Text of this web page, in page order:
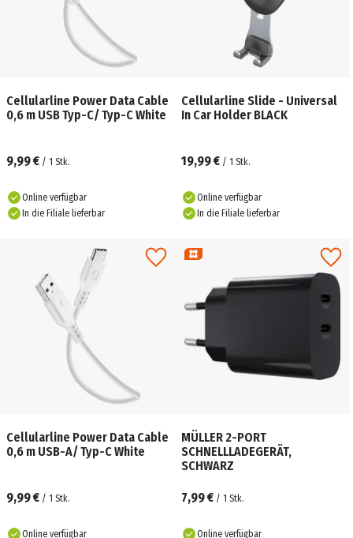
Cellularline Power Data Cable
0,6 m USB Typ-C/ Typ-C White
9,99 € / 1 Stk.
Online verfügbar
In die Filiale lieferbar
Cellularline Slide - Universal
In Car Holder BLACK
19,99 € / 1 Stk.
Online verfügbar
In die Filiale lieferbar
Cellularline Power Data Cable
0,6 m USB-A/ Typ-C White
9,99 € / 1 Stk.
Online verfügbar
MÜLLER 2-PORT
SCHNELLLADEGERÄT,
SCHWARZ
7,99 € / 1 Stk.
Online verfügbar